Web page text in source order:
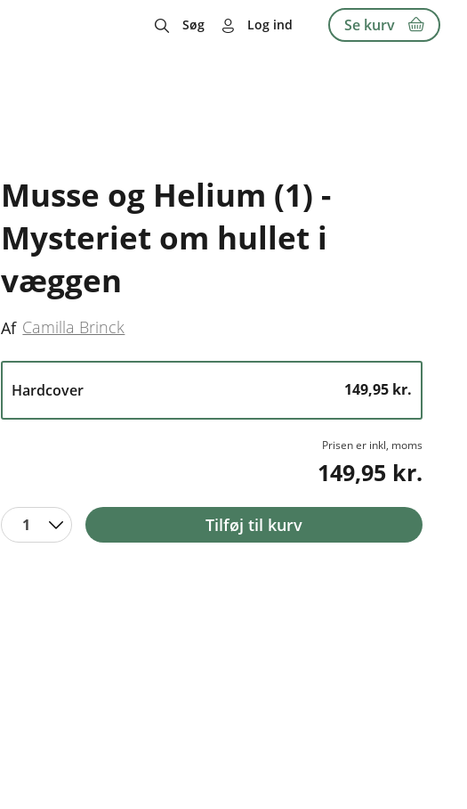
Søg Log ind Se kurv
Musse og Helium (1) -
Mysteriet om hullet i
væggen
Af Camilla Brinck
Hardcover 149,95 kr.
Prisen er inkl, moms
149,95 kr.
1 Tilføj til kurv